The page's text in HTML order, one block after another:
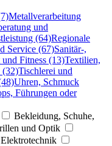
Metallverarbeitung
und
(64)Regionale
Service (67)Sanitär-,
und Fitness (13)Textilien,
(32)Tischlerei und
Uhren, Schmuck
Führungen oder
Bekleidung, Schuhe,
und Optik